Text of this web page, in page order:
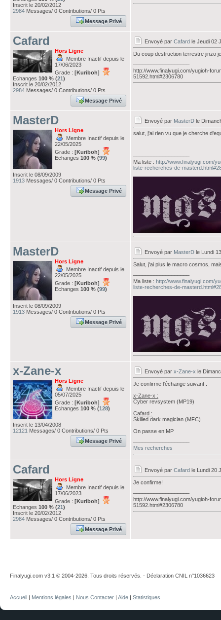
Inscrit le 20/02/2012
2984 Messages/ 0 Contributions/ 0 Pts
Message Privé
Cafard
Hors Ligne
Membre Inactif depuis le
17/06/2023
Grade : [Kuriboh]
Echanges 100 % (21)
Inscrit le 20/02/2012
2984 Messages/ 0 Contributions/ 0 Pts
Message Privé
Envoyé par Cafard le Jeudi 02
Du coup destruction terrestre jinzo
http://www.finalyugi.com/yugioh-
51592.html#2306780
MasterD
Hors Ligne
Membre Inactif depuis le
22/05/2025
Grade : [Kuriboh]
Echanges 100 % (99)
Inscrit le 08/09/2009
1913 Messages/ 0 Contributions/ 0 Pts
Message Privé
Envoyé par MasterD le
salut, j'ai rien vu que je cherche
Ma liste : http://www.finalyugi.com/
liste-recherches-de-
MasterD
Hors Ligne
Membre Inactif depuis le
22/05/2025
Grade : [Kuriboh]
Echanges 100 % (99)
Inscrit le 08/09/2009
1913 Messages/ 0 Contributions/ 0 Pts
Message Privé
Envoyé par MasterD le Lundi
Salut, j'ai plus le macro cosmos,
Ma liste : http://www.finalyugi.com/
liste-recherches-de-
x-Zane-x
Hors Ligne
Membre Inactif depuis le
05/07/2025
Grade : [Kuriboh]
Echanges 100 % (128)
Inscrit le 13/04/2008
12121 Messages/ 0 Contributions/ 0 Pts
Message Privé
Envoyé par x-Zane-x le
Je confirme l'échange suivant :
x-Zane-x :
Cyber revsystem (MP19)
Cafard :
Skilled dark magician (MFC)
​On passe en MP
Mes recherches
Cafard
Hors Ligne
Membre Inactif depuis le
17/06/2023
Grade : [Kuriboh]
Echanges 100 % (21)
Inscrit le 20/02/2012
2984 Messages/ 0 Contributions/ 0 Pts
Message Privé
Envoyé par Cafard le Lundi 20
Je confirme!
http://www.finalyugi.com/yugioh-
51592.html#2306780
Finalyugi.com v3.1 © 2004-2026. Tous droits réservés. - Déclaration CNIL n°1036623
Accueil | Mentions légales | Nous Contacter | Aide | Statistiques